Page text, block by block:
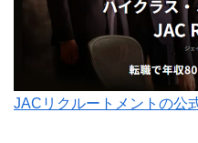
JACリクルートメントの公